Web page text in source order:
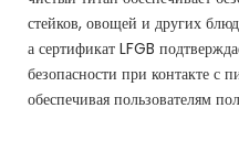
стейков, овощей и других
а сертификат LFGB
безопасности при контакте с
обеспечивая пользователям